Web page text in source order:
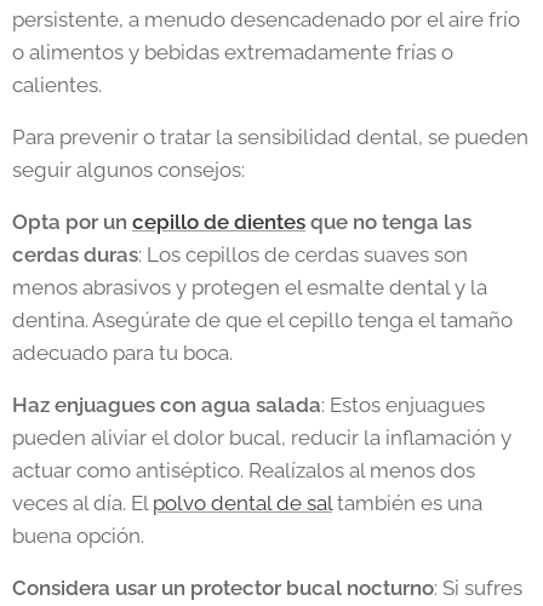
persistente, a menudo desencadenado por el aire frío
o alimentos y bebidas extremadamente frías o
calientes.
Para prevenir o tratar la sensibilidad dental, se pueden
seguir algunos consejos:
Opta por un cepillo de dientes que no tenga las
cerdas duras: Los cepillos de cerdas suaves son
menos abrasivos y protegen el esmalte dental y la
dentina. Asegúrate de que el cepillo tenga el tamaño
adecuado para tu boca.
Haz enjuagues con agua salada: Estos enjuagues
pueden aliviar el dolor bucal, reducir la inflamación y
actuar como antiséptico. Realízalos al menos dos
veces al día. El polvo dental de sal también es una
buena opción.
Considera usar un protector bucal nocturno: Si sufres